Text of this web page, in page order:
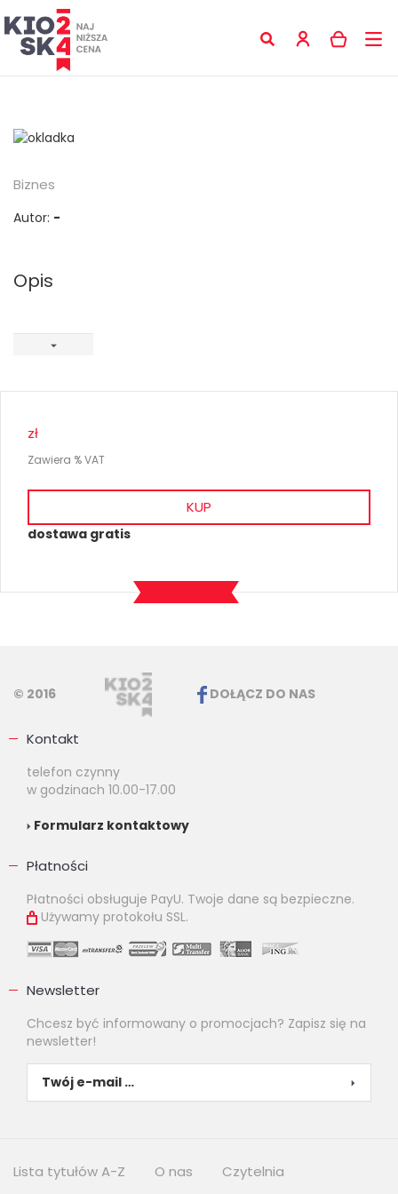
Biznes
Autor: -
Opis
zł
Zawiera % VAT
KUP
dostawa gratis
© 2016 DOŁĄCZ DO NAS
Kontakt
telefon czynny
w godzinach 10.00-17.00
Formularz kontaktowy
Płatności
Płatności obsługuje PayU. Twoje dane są bezpieczne.
Używamy protokołu SSL.
Newsletter
Chcesz być informowany o promocjach? Zapisz się na
newsletter!
Lista tytułów A-Z O nas Czytelnia